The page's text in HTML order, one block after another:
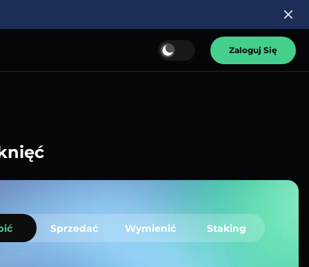
Zaloguj Się
Sprzedać Wymienić Staking